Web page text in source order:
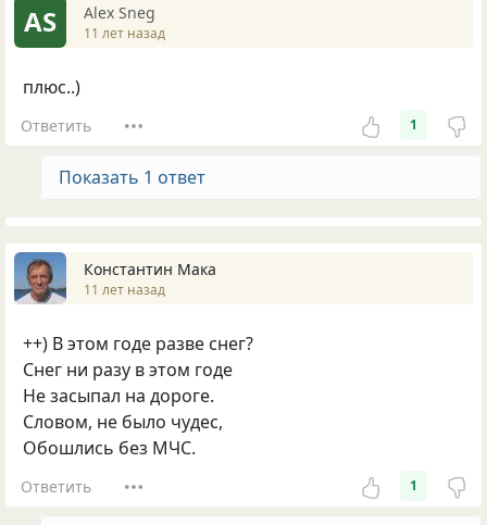
AS Alex Sneg
11 лет назад
плюс..)
Ответить 1
Показать 1 ответ
Константин Мака
11 лет назад
++) В этом годе разве снег?
Снег ни разу в этом годе
Не засыпал на дороге.
Словом, не было чудес,
Обошлись без МЧС.
Ответить 1